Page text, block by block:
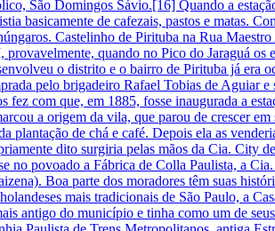
São Domingos Sávio.[16] Quando a
basicamente de cafezais, pastos e matas.
Castelinho de Pirituba na Rua
quando no Pico do Jaraguá
o distrito e o bairro de Pirituba já era
pelo brigadeiro Rafael Tobias de
com que, em 1885, fosse inaugurada a
a origem da vila, que parou de crescer
de chá e café. Depois ela as
dito surgiria pelas mãos da Cia. City
no povoado a Fábrica de Colla Paulista, a
Boa parte dos moradores têm suas
mais tradicionais de São Paulo, a
antigo do município e tinha como um de